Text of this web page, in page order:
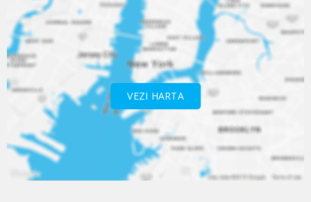
VEZI HARTA